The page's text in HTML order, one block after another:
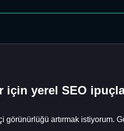
için yerel SEO
artırmak istiyorum.